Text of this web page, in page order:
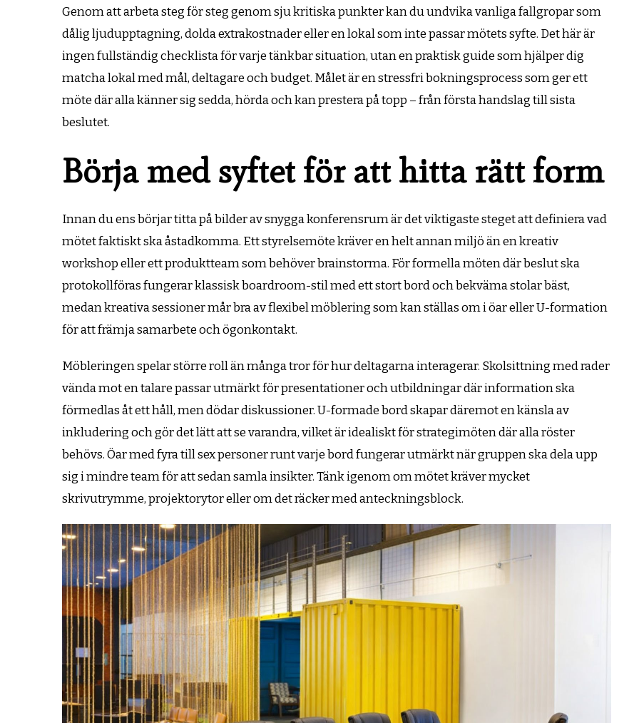
Genom att arbeta steg för steg genom sju kritiska punkter kan du undvika vanliga fallgropar som
dålig ljudupptagning, dolda extrakostnader eller en lokal som inte passar mötets syfte. Det här är
ingen fullständig checklista för varje tänkbar situation, utan en praktisk guide som hjälper dig
matcha lokal med mål, delta­gare och budget. Målet är en stressfri bokningsprocess som ger ett
möte där alla känner sig sedda, hörda och kan prestera på topp – från första handslag till sista
beslutet.
Börja med syftet för att hitta rätt form
Innan du ens börjar titta på bilder av snygga konferensrum är det viktigaste steget att definiera vad
mötet faktiskt ska åstadkomma. Ett styrelsemöte kräver en helt annan miljö än en kreativ
workshop eller ett produktteam som behöver brainstorma. För formella möten där beslut ska
protokollföras fungerar klassisk boardroom-stil med ett stort bord och bekväma stolar bäst,
medan kreativa sessioner mår bra av flexibel möblering som kan ställas om i öar eller U-formation
för att främja samarbete och ögonkontakt.
Möbleringen spelar större roll än många tror för hur deltagarna interagerar. Skolsittning med rader
vända mot en talare passar utmärkt för presentationer och utbildningar där information ska
förmedlas åt ett håll, men dödar diskussioner. U-formade bord skapar däremot en känsla av
inkludering och gör det lätt att se varandra, vilket är idealiskt för strategimöten där alla röster
behövs. Öar med fyra till sex personer runt varje bord fungerar utmärkt när gruppen ska dela upp
sig i mindre team för att sedan samla insikter. Tänk igenom om mötet kräver mycket
skrivutrymme, projektorytor eller om det räcker med anteckningsblock.